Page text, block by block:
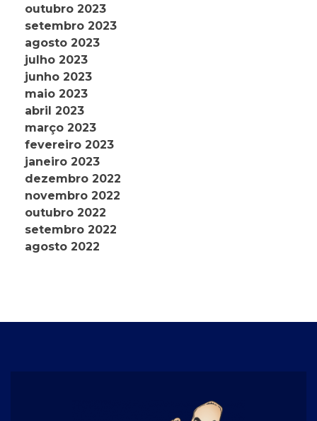
outubro 2023
setembro 2023
agosto 2023
julho 2023
junho 2023
maio 2023
abril 2023
março 2023
fevereiro 2023
janeiro 2023
dezembro 2022
novembro 2022
outubro 2022
setembro 2022
agosto 2022